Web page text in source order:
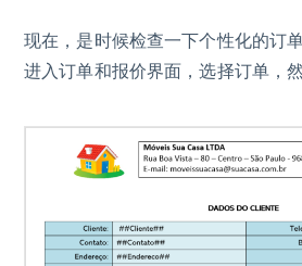
现在，是时候检查一下个性化的订
进入订单和报价界面，选择订单，然